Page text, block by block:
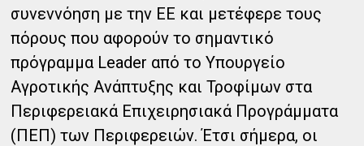
συνεννόηση με την ΕΕ και μετέφερε τους
πόρους που αφορούν το σημαντικό
πρόγραμμα Leader από το Υπουργείο
Αγροτικής Ανάπτυξης και Τροφίμων στα
Περιφερειακά Επιχειρησιακά Προγράμματα
(ΠΕΠ) των Περιφερειών. Έτσι σήμερα, οι